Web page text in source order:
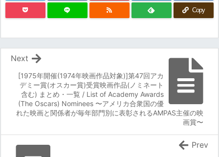
Copy
[1975年開催(1974年映画作品対象)]第47回アカ
デミー賞(オスカー賞)受賞映画作品(ノミネート
含む) まとめ・一覧 / List of Academy Awards
(The Oscars) Nominees 〜アメリカ合衆国の優
れた映画と関係者が毎年部門別に表彰されるAMPAS主催の映
画賞〜
Next
Prev